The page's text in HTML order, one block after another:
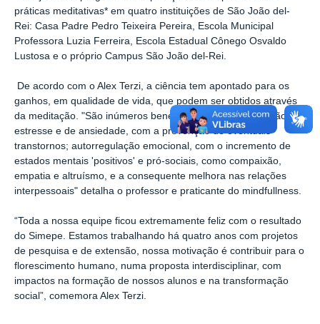
práticas meditativas* em quatro instituições de São João del-
Rei: Casa Padre Pedro Teixeira Pereira, Escola Municipal
Professora Luzia Ferreira, Escola Estadual Cônego Osvaldo
Lustosa e o próprio Campus São João del-Rei.
De acordo com o Alex Terzi, a ciência tem apontado para os
ganhos, em qualidade de vida, que podem ser obtidos através
da meditação. "São inúmeros benefícios, tais como redução de
estresse e de ansiedade, com a prevenção de eventuais
transtornos; autorregulação emocional, com o incremento de
estados mentais 'positivos' e pró-sociais, como compaixão,
empatia e altruísmo, e a consequente melhora nas relações
interpessoais" detalha o professor e praticante do mindfullness.
“Toda a nossa equipe ficou extremamente feliz com o resultado
do Simepe. Estamos trabalhando há quatro anos com projetos
de pesquisa e de extensão, nossa motivação é contribuir para o
florescimento humano, numa proposta interdisciplinar, com
impactos na formação de nossos alunos e na transformação
social”, comemora Alex Terzi.